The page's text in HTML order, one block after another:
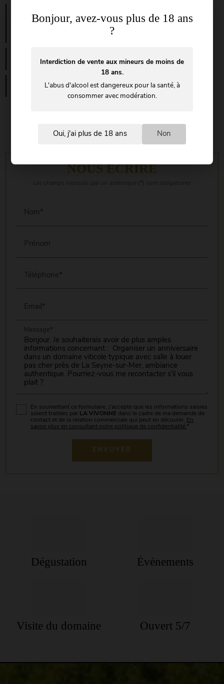
vignes team building dans le vert autour du vin
paca var entre Toulon et Marseille village médiéval
anniversaire dans un domaine Toulon Var
Location de lieu pour évènement personnel ou
professionnel pas chère Toulon
NOUS ÉCRIRE
Nom*
Prénom
Téléphone*
Email*
Message*
En soumettant ce formulaire, j'accepte que les informations saisies
soient traitées par LA VIVONNE dans le cadre de ma demande de
contact et de la relation commerciale qui peut en découler. En
savoir plus en consultant notre politique de confidentialité.*
Dégustation Évènements
Visite du domaine Ouvert 5/7
Bonjour, avez-vous plus de 18 ans
?
Interdiction de vente aux mineurs de moins de
18 ans.
L'abus d'alcool est dangereux pour la santé, à
consommer avec modération.
Oui, j'ai plus de 18 ans Non